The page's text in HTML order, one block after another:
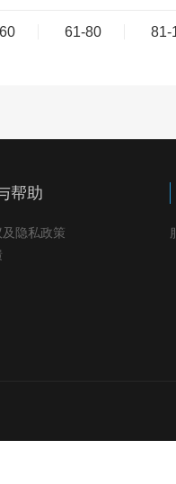
61-80 81-
帮助
及隐私政策